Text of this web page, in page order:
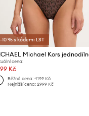
10 % s kódem: LST
cena:
Kč
Běžná cena: 4199 Kč
Nejnižší cena: 2999 Kč